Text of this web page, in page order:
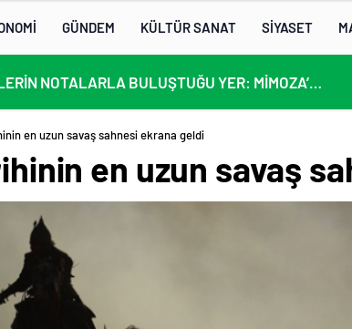
GÜNDEM KÜLTÜR SANAT SİYASET
KÜLTÜRLERİN NOTALARLA BULUŞTUĞU YER: MİMOZA’M KAFE’DE DOSTLUK RÜZGARI!
en uzun savaş sahnesi ekrana geldi
en uzun savaş